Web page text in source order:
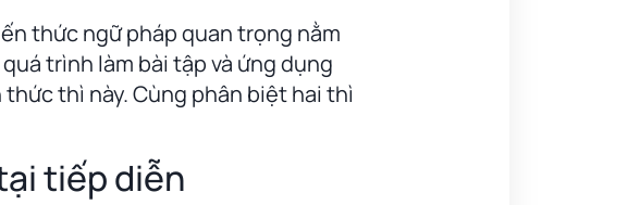
thức ngữ pháp quan trọng nằm
trình làm bài tập và ứng dụng
thì này. Cùng phân biệt hai thì
tiếp diễn